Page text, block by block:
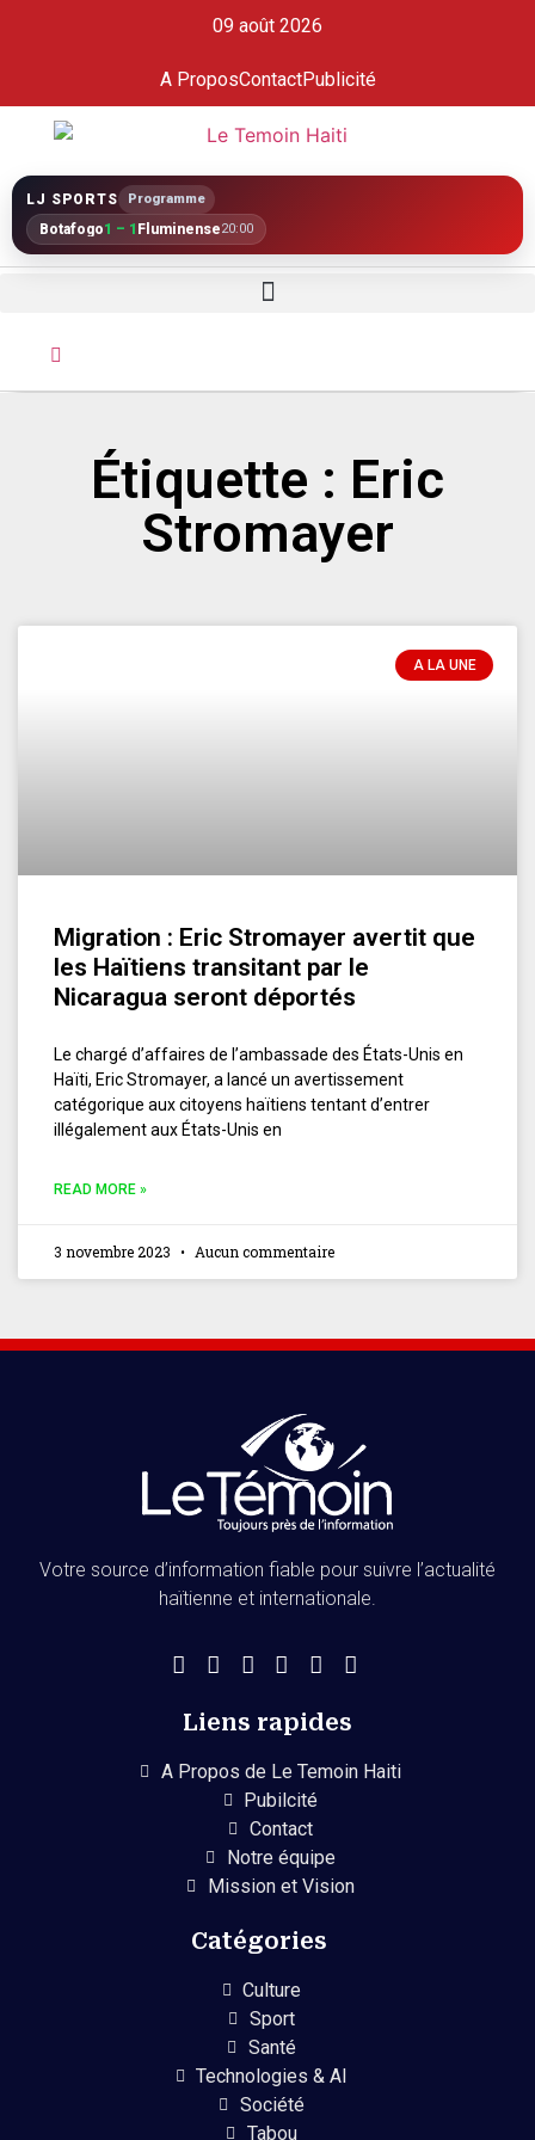
09 août 2026
A ProposContactPublicité
LJ SPORTS Programme
Botafogo1 – 1 Fluminense20:00
Étiquette : Eric
Stromayer
A LA UNE
Migration : Eric Stromayer avertit que
les Haïtiens transitant par le
Nicaragua seront déportés
Le chargé d’affaires de l’ambassade des États-Unis en
Haïti, Eric Stromayer, a lancé un avertissement
catégorique aux citoyens haïtiens tentant d’entrer
illégalement aux États-Unis en
READ MORE »
3 novembre 2023 Aucun commentaire
Votre source d’information fiable pour suivre l’actualité
haïtienne et internationale.
Liens rapides
A Propos de Le Temoin Haiti
Pubilcité
Contact
Notre équipe
Mission et Vision
Catégories
Culture
Sport
Santé
Technologies & AI
Société
Tabou